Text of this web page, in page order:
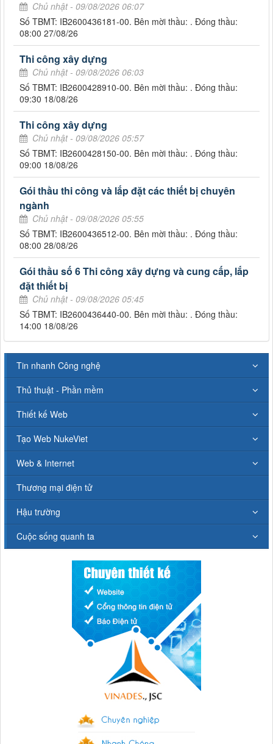
Chủ nhật - 09/08/2026 06:07
Số TBMT: IB2600436181-00. Bên mời thầu: . Đóng thầu:
08:00 27/08/26
Thi công xây dựng
Chủ nhật - 09/08/2026 06:03
Số TBMT: IB2600428910-00. Bên mời thầu: . Đóng thầu:
09:30 18/08/26
Thi công xây dựng
Chủ nhật - 09/08/2026 05:57
Số TBMT: IB2600428150-00. Bên mời thầu: . Đóng thầu:
09:00 18/08/26
Gói thầu thi công và lắp đặt các thiết bị chuyên
ngành
Chủ nhật - 09/08/2026 05:55
Số TBMT: IB2600436512-00. Bên mời thầu: . Đóng thầu:
08:00 28/08/26
Gói thầu số 6 Thi công xây dựng và cung cấp, lắp
đặt thiết bị
Chủ nhật - 09/08/2026 05:45
Số TBMT: IB2600436440-00. Bên mời thầu: . Đóng thầu:
14:00 18/08/26
Tin nhanh Công nghệ
Thủ thuật - Phần mềm
Thiết kế Web
Tạo Web NukeViet
Web & Internet
Thương mại điện tử
Hậu trường
Cuộc sống quanh ta